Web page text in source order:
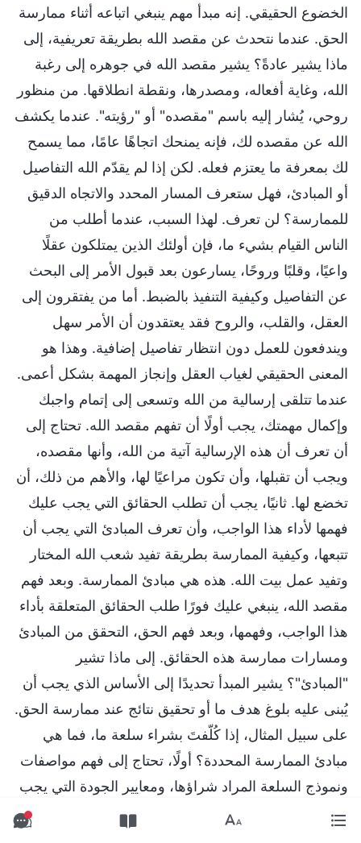
الخضوع الحقيقي. إنه مبدأ مهم ينبغي اتباعه أثناء ممارسة
الحق. عندما نتحدث عن مقصد الله بطريقة تعريفية، إلى
ماذا يشير عادةً؟ يشير مقصد الله في جوهره إلى رغبة
الله، وغاية أفعاله، ومصدرها، ونقطة انطلاقها. من منظور
روحي، يُشار إليه باسم "مقصده" أو "رؤيته". عندما يكشف
الله عن مقصده لك، فإنه يمنحك اتجاهًا عامًا، مما يسمح
لك بمعرفة ما يعتزم فعله. لكن إذا لم يقدّم الله التفاصيل
أو المبادئ، فهل ستعرف المسار المحدد والاتجاه الدقيق
للممارسة؟ لن تعرف. لهذا السبب، عندما أطلب من
الناس القيام بشيء ما، فإن أولئك الذين يمتلكون عقلًا
واعيًا، وقلبًا وروحًا، يسارعون بعد قبول الأمر إلى البحث
عن التفاصيل وكيفية التنفيذ بالضبط. أما من يفتقرون إلى
العقل، والقلب، والروح فقد يعتقدون أن الأمر سهل
ويندفعون للعمل دون انتظار تفاصيل إضافية. وهذا هو
المعنى الحقيقي لغياب العقل وإنجاز المهمة بشكل أعمى.
عندما تتلقى إرسالية من الله وتسعى إلى إتمام واجبك
وإكمال مهمتك، يجب أولًا أن تفهم مقصد الله. تحتاج إلى
أن تعرف أن هذه الإرسالية آتية من الله، وأنها مقصده،
ويجب أن تقبلها، وأن تكون مراعيًا لها، والأهم من ذلك، أن
تخضع لها. ثانيًا، يجب أن تطلب الحقائق التي يجب عليك
فهمها لأداء هذا الواجب، وأن تعرف المبادئ التي يجب أن
تتبعها، وكيفية الممارسة بطريقة تفيد شعب الله المختار
وتفيد عمل بيت الله. هذه هي مبادئ الممارسة. وبعد فهم
مقصد الله، ينبغي عليك فورًا طلب الحقائق المتعلقة بأداء
هذا الواجب، وفهمها، وبعد فهم الحق، التحقق من المبادئ
ومسارات ممارسة هذه الحقائق. إلى ماذا تشير
"المبادئ"؟ يشير المبدأ تحديدًا إلى الأساس الذي يجب أن
يُبنى عليه بلوغ هدف ما أو تحقيق نتائج عند ممارسة الحق.
على سبيل المثال، إذا كُلّفتَ بشراء سلعة ما، فما هي
مبادئ الممارسة المحددة؟ أولًا، تحتاج إلى فهم مواصفات
ونموذج السلعة المراد شراؤها، ومعايير الجودة التي يجب
توافرها، وما إذا كان السعر مناسبًا. في عملية البحث،